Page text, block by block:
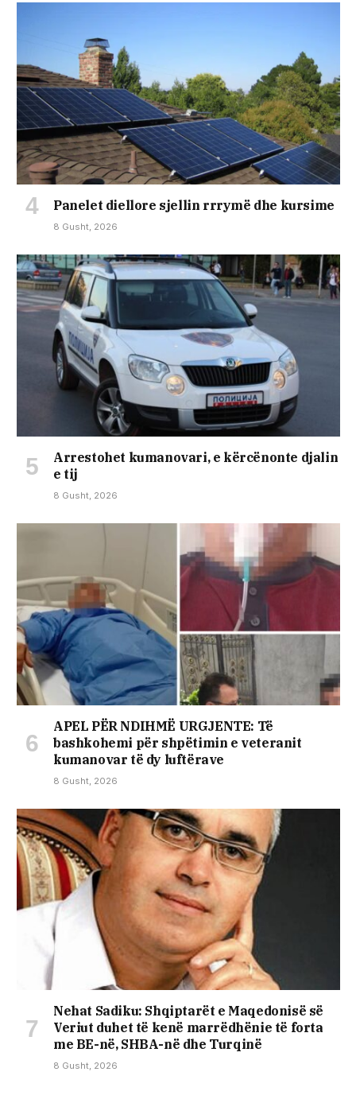
Panelet diellore sjellin rrrymë dhe kursime
8 Gusht, 2026
Arrestohet kumanovari, e kërcënonte djalin
e tij
8 Gusht, 2026
APEL PËR NDIHMË URGJENTE: Të
bashkohemi për shpëtimin e veteranit
kumanovar të dy luftërave
8 Gusht, 2026
Nehat Sadiku: Shqiptarët e Maqedonisë së
Veriut duhet të kenë marrëdhënie të forta
me BE-në, SHBA-në dhe Turqinë
8 Gusht, 2026